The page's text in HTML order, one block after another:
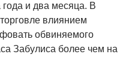
года и два месяца. В
влиянием
обвиняемого
Забулиса более чем на